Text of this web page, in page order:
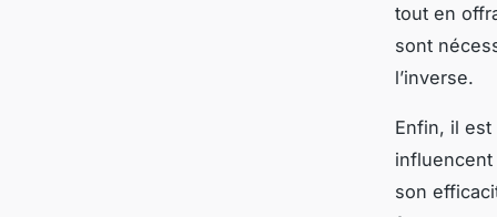
tout en
sont
l’inverse.
Enfin, il
influencent
son